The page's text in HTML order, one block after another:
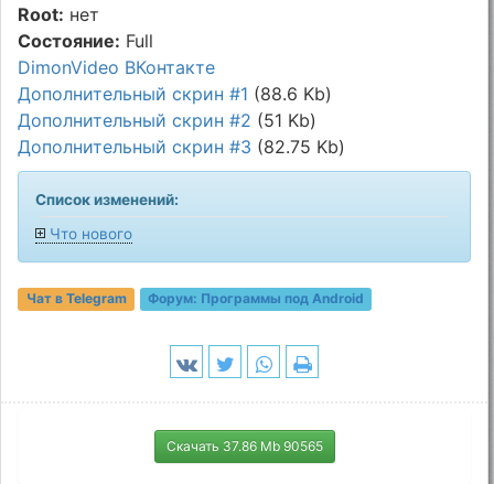
Root: нет
Состояние: Full
DimonVideo ВКонтакте
Дополнительный скрин #1 (88.6 Kb)
Дополнительный скрин #2 (51 Kb)
Дополнительный скрин #3 (82.75 Kb)
Список изменений:
Что нового
Чат в Telegram Форум: Программы под Android
Скачать 37.86 Mb 90565